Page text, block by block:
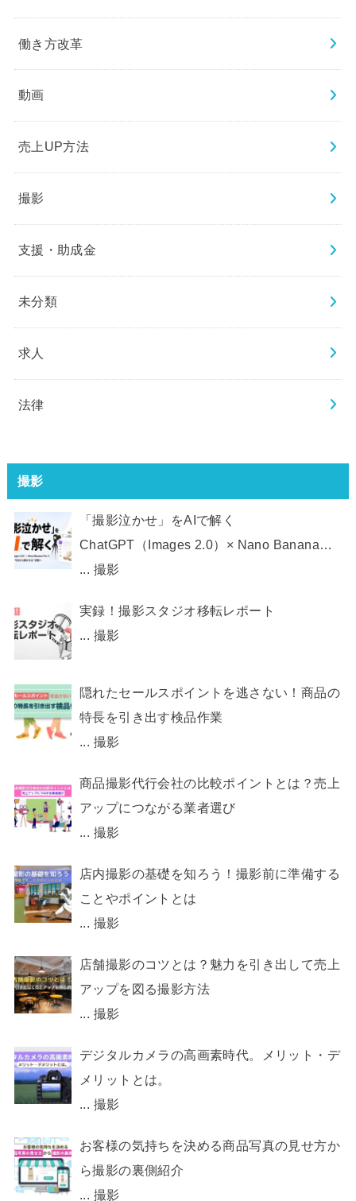
働き方改革
動画
売上UP方法
撮影
支援・助成金
未分類
求人
法律
撮影
「撮影泣かせ」をAIで解く
ChatGPT（Images 2.0）× Nano Banana
Pro で、 EC画像制作を“今日から動かせ
... 撮影
実録！撮影スタジオ移転レポート
... 撮影
隠れたセールスポイントを逃さない！商品の
特長を引き出す検品作業
... 撮影
商品撮影代行会社の比較ポイントとは？売上
アップにつながる業者選び
... 撮影
店内撮影の基礎を知ろう！撮影前に準備する
ことやポイントとは
... 撮影
店舗撮影のコツとは？魅力を引き出して売上
アップを図る撮影方法
... 撮影
デジタルカメラの高画素時代。メリット・デ
メリットとは。
... 撮影
お客様の気持ちを決める商品写真の見せ方か
ら撮影の裏側紹介
... 撮影